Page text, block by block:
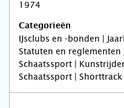
1974
Categorieën
IJsclubs en -bonden |
Statuten en
Schaatssport |
Schaatssport | Shorttrack